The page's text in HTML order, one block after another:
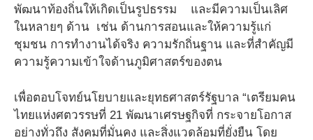
พัฒนาท้องถิ่นให้เกิดเป็นรูปธรรม และมีความเป็นเลิศ
ในหลายๆ ด้าน เช่น ด้านการสอนและให้ความรู้แก่
ชุมชน การทำงานได้จริง ความรักถิ่นฐาน และที่สำคัญมี
ความรู้ความเข้าใจด้านภูมิศาสตร์ของตน
เพื่อตอบโจทย์นโยบายและยุทธศาสตร์รัฐบาล “เตรียมคน
ไทยแห่งศตวรรษที่ 21 พัฒนาเศรษฐกิจที่ กระจายโอกาส
อย่างทั่วถึง สังคมที่มั่นคง และสิ่งแวดล้อมที่ยั่งยืน โดย